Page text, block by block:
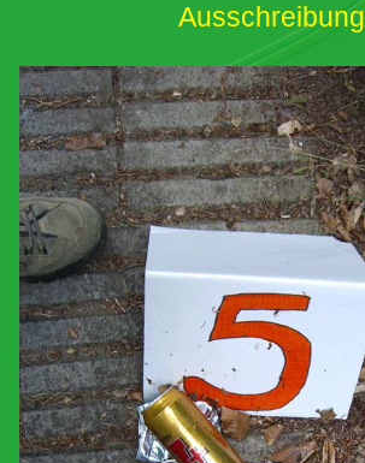
Ausschreibung